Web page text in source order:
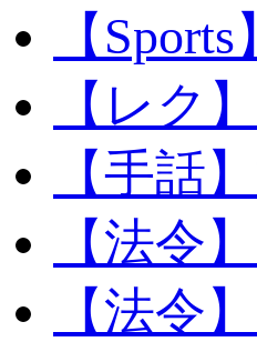
【
【レク
【手話
【法令
【法令